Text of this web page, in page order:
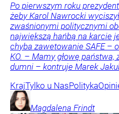
Po pierwszym roku
żeby Karol Nawrocki
zwaśnionymi politycznymi
największą hańbą na karcie
chyba zawetowanie SAFE –
KO. – Mamy głowę
dumni – kontruje Marek
KrajTylko u NasPolityka
Magdalena Frindt